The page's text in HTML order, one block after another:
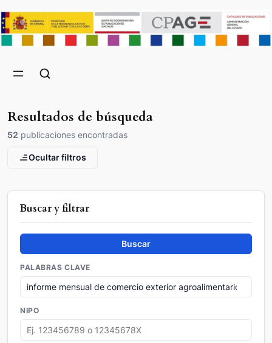
Resultados de búsqueda
52 publicaciones encontradas
Ocultar filtros
Buscar y filtrar
Buscar
PALABRAS CLAVE
NIPO